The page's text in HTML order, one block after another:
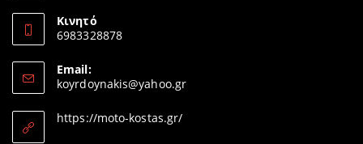
in
your
Κινητό
6983328878
in
your
Email:
koyrdoynakis@yahoo.grOpens
https://moto-kostas.gr/